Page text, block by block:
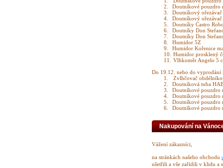
2.
Doutníkové pouzdro
3.
Doutníkový
4.
Doutníkový
5.
Doutníky Castro
6.
Doutníky Don
7.
Doutníky Don
8.
Humidor 5Z
9.
Humidor Kořenice
10.
Humidor prosklený
11.
Vlhkoměr Angelo 5
Do 19.12. nebo do vyprodání
1.
Zvlhčovač
2.
Doutníková tuba
3.
Doutníkové pouzdro
4.
Doutníkové pouzdro
5.
Doutníkové pouzdro
6.
Doutníkové pouzdro
Nakupování na
Vážení zákazníci,
na stránkách našeho obchodu
ušetřili a vše zařídili v klidu a